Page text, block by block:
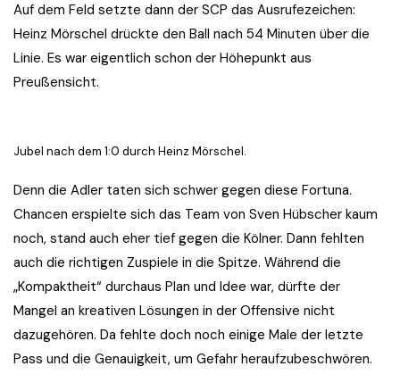
Auf dem Feld setzte dann der SCP das Ausrufezeichen:
Heinz Mörschel drückte den Ball nach 54 Minuten über die
Linie. Es war eigentlich schon der Höhepunkt aus
Preußensicht.
Jubel nach dem 1:0 durch Heinz Mörschel.
Denn die Adler taten sich schwer gegen diese Fortuna.
Chancen erspielte sich das Team von Sven Hübscher kaum
noch, stand auch eher tief gegen die Kölner. Dann fehlten
auch die richtigen Zuspiele in die Spitze. Während die
„Kompaktheit“ durchaus Plan und Idee war, dürfte der
Mangel an kreativen Lösungen in der Offensive nicht
dazugehören. Da fehlte doch noch einige Male der letzte
Pass und die Genauigkeit, um Gefahr heraufzubeschwören.